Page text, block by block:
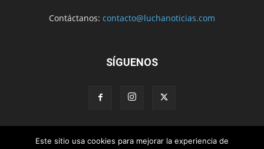
Contáctanos: contacto@luchanoticias.com
SÍGUENOS
WWE Noticias WWE AEW
Lucha Libre Mexicana
Este sitio usa cookies para mejorar la experiencia de